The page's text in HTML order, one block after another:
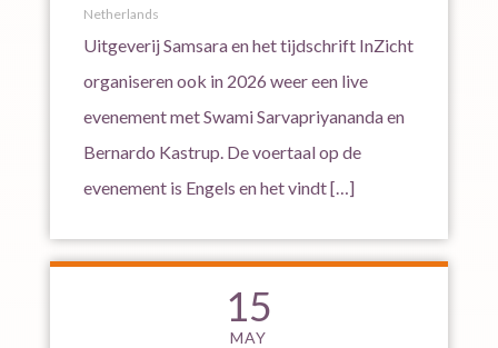
Netherlands
Uitgeverij Samsara en het tijdschrift InZicht
organiseren ook in 2026 weer een live
evenement met Swami Sarvapriyananda en
Bernardo Kastrup. De voertaal op de
evenement is Engels en het vindt […]
15
MAY